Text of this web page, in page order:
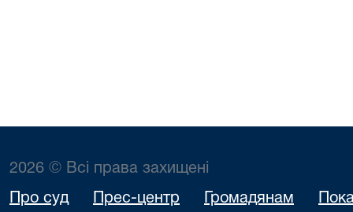
2026 © Всі права захищені
Про суд Прес-центр Громадянам